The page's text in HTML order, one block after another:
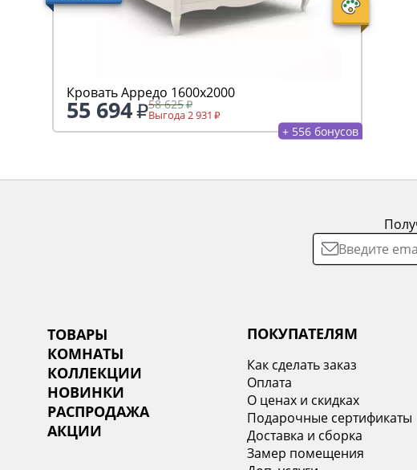
Кровать Арредо 1600х2000
55 694 58 625
Выгода 2 931
+ 556 бонусов
ТОВАРЫ
КОМНАТЫ
КОЛЛЕКЦИИ
НОВИНКИ
РАСПРОДАЖА
АКЦИИ
ПОКУПАТЕЛЯМ
Как сделать заказ
Оплата
О ценах и скидках
Подарочные сертификаты
Доставка и сборка
Замер помещения